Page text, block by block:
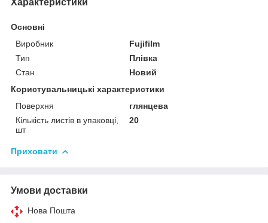
Основні
Виробник
Fujifilm
Тип
Плівка
Стан
Новий
Користувальницькі характеристики
Поверхня
глянцева
Кількість листів в упаковці,
шт
20
Приховати
Умови доставки
Нова Пошта